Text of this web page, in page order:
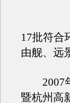
17批符合
由舰、远
2007年
暨杭州高